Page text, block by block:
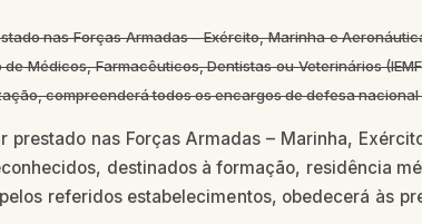
nas Forças Armadas – Exército, Marinha e
Médicos, Farmacêuticos, Dentistas ou Veterinários
compreenderá todos os encargos de defesa
nas Forças Armadas – Marinha,
destinados à formação, residência
pelos referidos estabelecimentos, obedecerá